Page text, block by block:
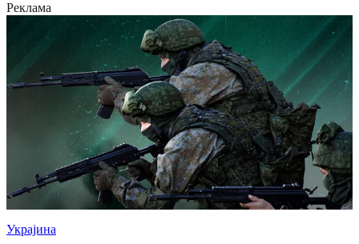
Реклама
Украјина